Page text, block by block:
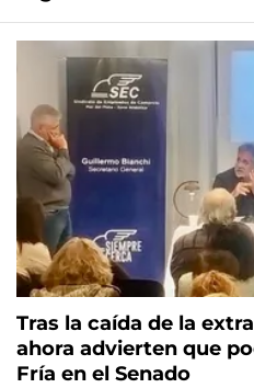
Tras la caída de la
ahora advierten que
Fría en el Senado